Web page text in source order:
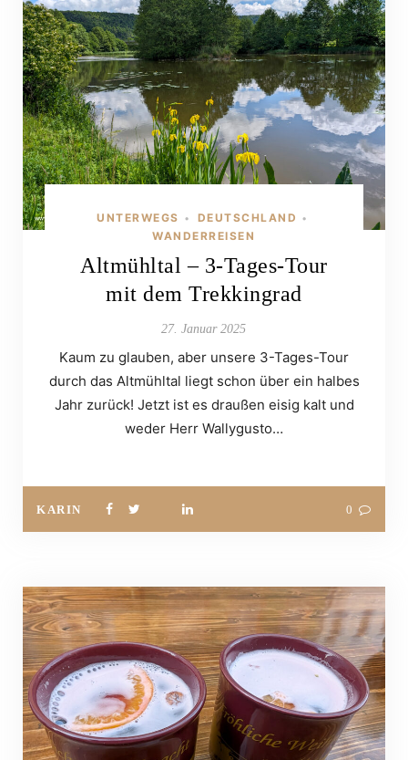
UNTERWEGS • DEUTSCHLAND •
WANDERREISEN
Altmühltal – 3-Tages-Tour
mit dem Trekkingrad
27. Januar 2025
Kaum zu glauben, aber unsere 3-Tages-Tour
durch das Altmühltal liegt schon über ein halbes
Jahr zurück! Jetzt ist es draußen eisig kalt und
weder Herr Wallygusto…
KARIN 0